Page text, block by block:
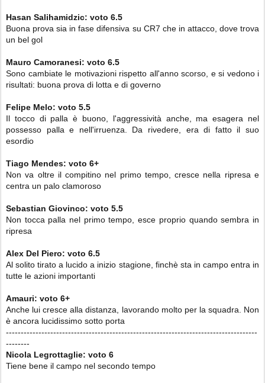
Hasan Salihamidzic: voto 6.5
Buona prova sia in fase difensiva su CR7 che in attacco, dove trova
un bel gol
Mauro Camoranesi: voto 6.5
Sono cambiate le motivazioni rispetto all'anno scorso, e si vedono i
risultati: buona prova di lotta e di governo
Felipe Melo: voto 5.5
Il tocco di palla è buono, l'aggressività anche, ma esagera nel
possesso palla e nell'irruenza. Da rivedere, era di fatto il suo
esordio
Tiago Mendes: voto 6+
Non va oltre il compitino nel primo tempo, cresce nella ripresa e
centra un palo clamoroso
Sebastian Giovinco: voto 5.5
Non tocca palla nel primo tempo, esce proprio quando sembra in
ripresa
Alex Del Piero: voto 6.5
Al solito tirato a lucido a inizio stagione, finchè sta in campo entra in
tutte le azioni importanti
Amauri: voto 6+
Anche lui cresce alla distanza, lavorando molto per la squadra. Non
è ancora lucidissimo sotto porta
-------------------------------------------------------------------------------------
--------
Nicola Legrottaglie: voto 6
Tiene bene il campo nel secondo tempo